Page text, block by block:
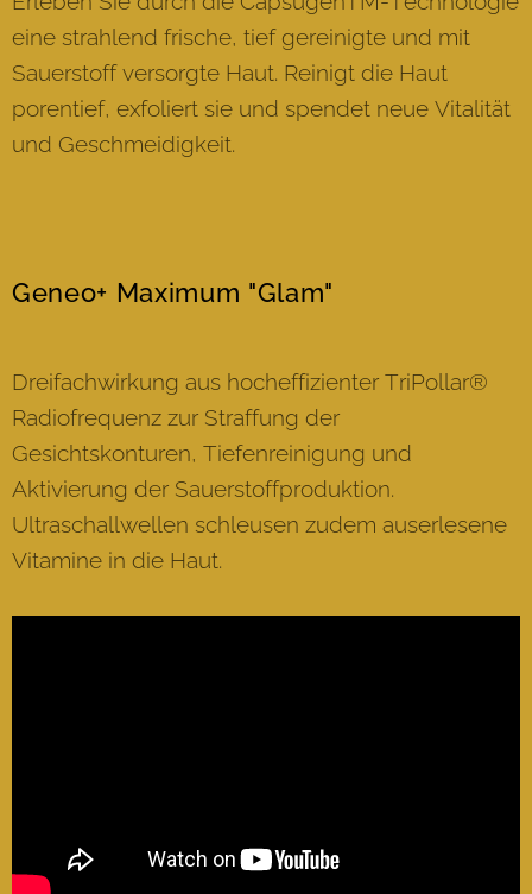
eine strahlend frische, tief gereinigte und mit
Sauerstoff versorgte Haut. Reinigt die Haut
porentief, exfoliert sie und spendet neue Vitalität
und Geschmeidigkeit.
Geneo+ Maximum "Glam"
Dreifachwirkung aus hocheffizienter TriPollar®
Radiofrequenz zur Straffung der
Gesichtskonturen, Tiefenreinigung und
Aktivierung der Sauerstoffproduktion.
Ultraschallwellen schleusen zudem auserlesene
Vitamine in die Haut.